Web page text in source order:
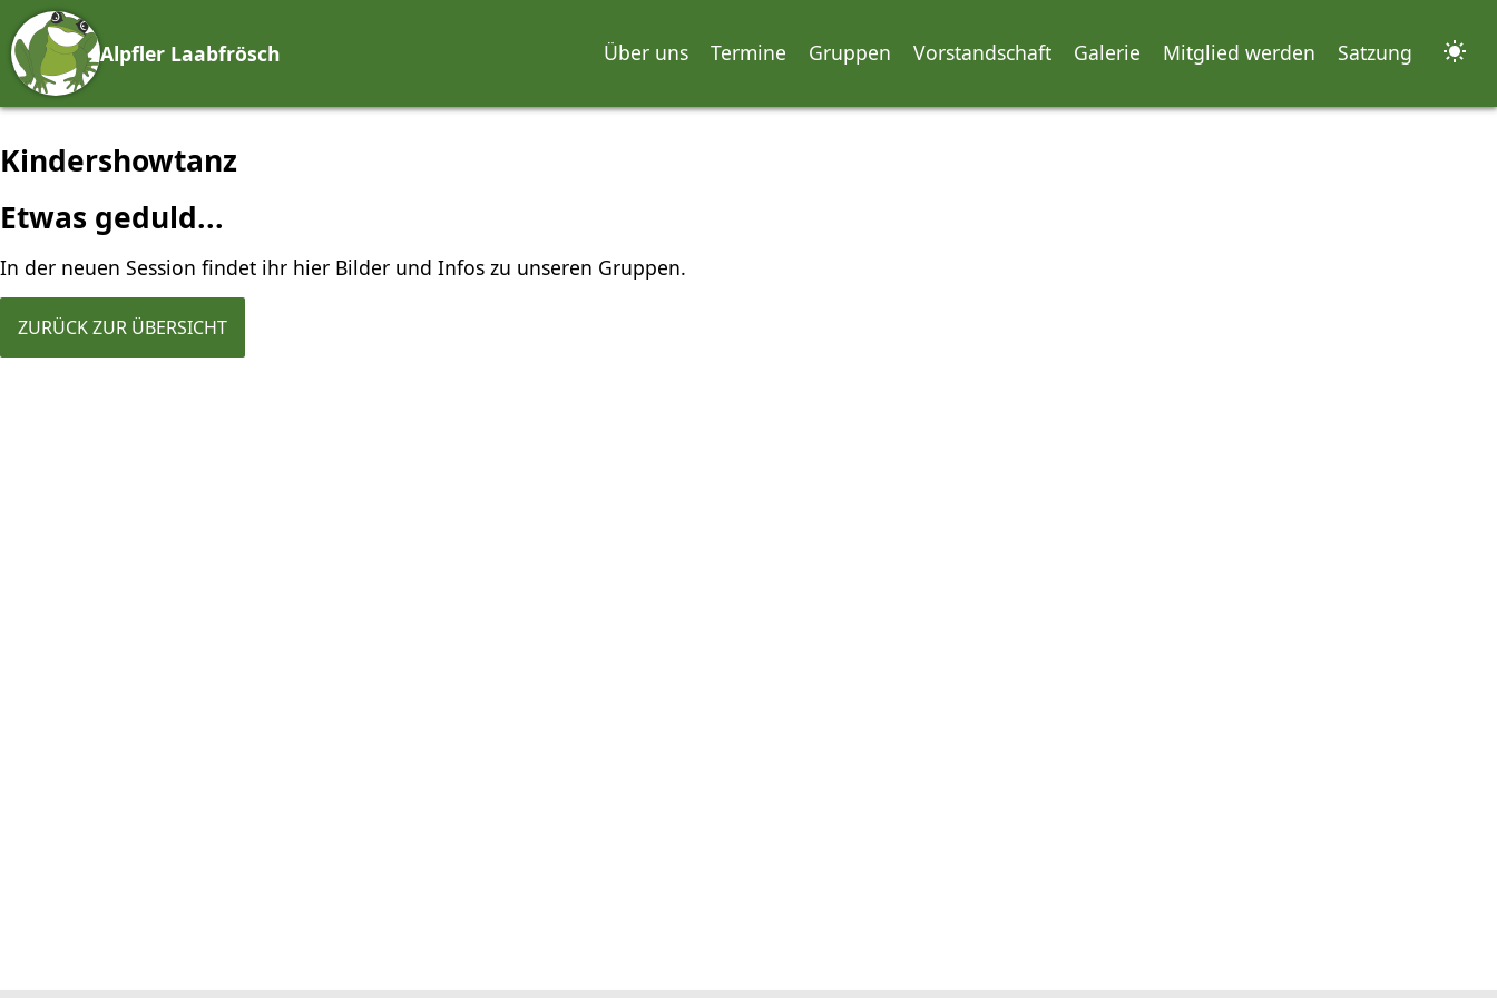
Alpfler Laabfrösch Über uns Termine Gruppen Vorstandschaft Galerie Mitglied werden Satzung
Kindershowtanz
Etwas geduld...
In der neuen Session findet ihr hier Bilder und Infos zu unseren Gruppen.
ZURÜCK ZUR ÜBERSICHT